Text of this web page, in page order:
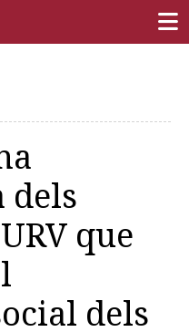
dels
que
dels